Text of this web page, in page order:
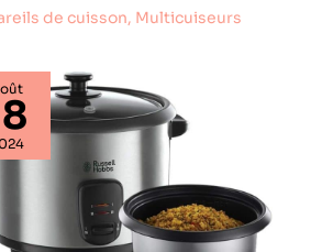
de cuisson, Multicuiseurs